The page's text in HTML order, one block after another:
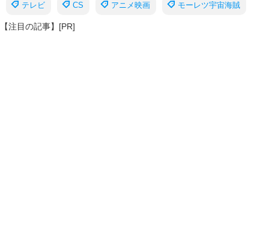
テレビ CS アニメ映画 モーレツ宇宙海賊
【注目の記事】[PR]